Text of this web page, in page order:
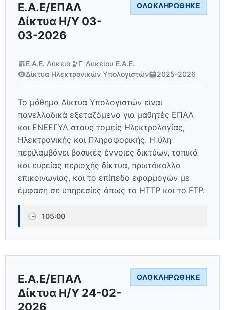
Ε.Α.Ε/ΕΠΑΛ
Δίκτυα Η/Υ 03-
03-2026
ΟΛΟΚΛΗΡΏΘΗΚΕ
Ε.Α.Ε. Λύκειο
Γ' Λυκείου Ε.Α.Ε.
Δίκτυα Ηλεκτρονικών Υπολογιστών
2025-2026
Το μάθημα Δίκτυα Υπολογιστών είναι
πανελλαδικά εξεταζόμενο για μαθητές ΕΠΑΛ
και ΕΝΕΕΓΥΛ στους τομείς Ηλεκτρολογίας,
Ηλεκτρονικής και Πληροφορικής. Η ύλη
περιλαμβάνει βασικές έννοιες δικτύων, τοπικά
και ευρείας περιοχής δίκτυα, πρωτόκολλα
επικοινωνίας, και το επίπεδο εφαρμογών με
έμφαση σε υπηρεσίες όπως το HTTP και το FTP.
🕒 105:00
Ε.Α.Ε/ΕΠΑΛ
Δίκτυα Η/Υ 24-02-
2026
ΟΛΟΚΛΗΡΏΘΗΚΕ